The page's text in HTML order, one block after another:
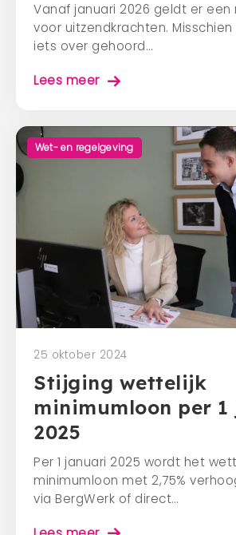
Vanaf januari 2026 geldt er een
voor uitzendkrachten.
iets over gehoord…
Lees meer
Wet- en regelgeving
25 oktober 2024
Stijging wettelijk
minimumloon per
2025
Per 1 januari 2025 wordt het
minimumloon met 2,75%
via BergWerk of direct…